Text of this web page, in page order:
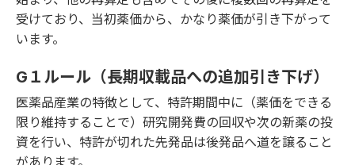
受けており、当初薬価から、かなり薬価が引き下がって
います。
G１ルール（長期収載品への追加引き下げ）
医薬品産業の特徴として、特許期間中に（薬価をできる
限り維持することで）研究開発費の回収や次の新薬の投
資を行い、特許が切れた先発品は後発品へ道を譲ること